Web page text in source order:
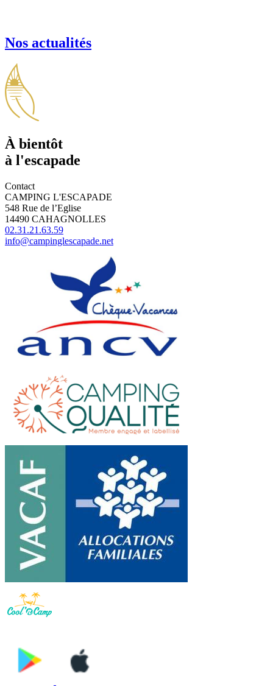
Nos actualités
À bientôt
à l'escapade
Contact
CAMPING L'ESCAPADE
548 Rue de l’Eglise
14490 CAHAGNOLLES
02.31.21.63.59
info@campinglescapade.net